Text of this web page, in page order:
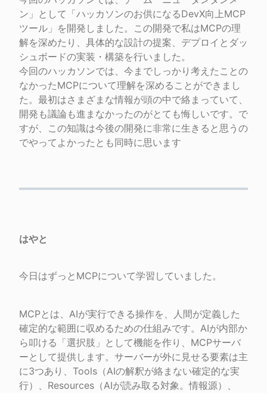
ン」として「ハッカソンのお供になるDevX向上MCP
ツール」を開発しました。この開発で私はMCPの理
解を深めたり、具体的な設計の提案、デプロイとダッ
シュボードの実装・構築を行いました。
今回のハッカソンでは、今までしっかり考えたことの
なかったMCPについて理解を深めることができまし
た。最初はさまざまな情報が頭の中で絡まっていて、
開発も議論も進まなかったのがとても悔しいです。で
すが、この知識は今後の開発に非常に生きると思うの
でやってよかったとも同時に思います
はやと
今日はずっとMCPについて学習していました。
MCPとは、AIが実行できる操作を、人間が定義した
確定的な範囲に収めるための仕組みです。AIが内部か
ら叩ける「選択肢」として機能を作り、MCPサーバ
ーとして提供します。サーバーが外に見せる要素は主
に3つあり、Tools（AIの解釈が絡まない確定的な実
行）、Resources（AIが読み取る対象。情報源）、